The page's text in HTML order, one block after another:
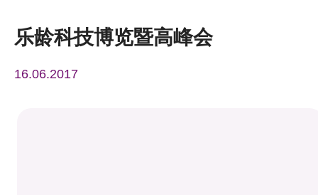
乐龄科技博览暨高峰会
16.06.2017